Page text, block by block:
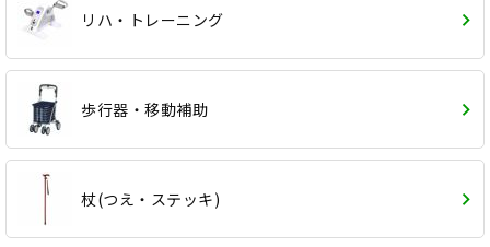
リハ・トレーニング
歩行器・移動補助
杖(つえ・ステッキ)